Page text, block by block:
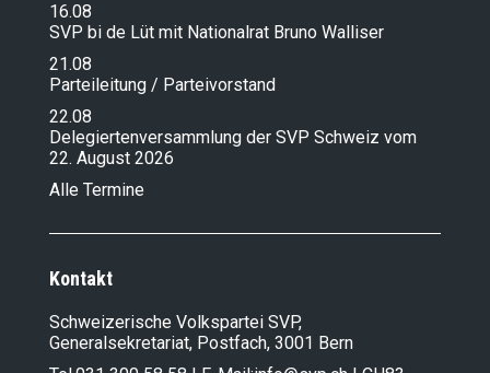
16.08
SVP bi de Lüt mit Nationalrat Bruno Walliser
21.08
Parteileitung / Parteivorstand
22.08
Delegiertenversammlung der SVP Schweiz vom
22. August 2026
Alle Termine
Kontakt
Schweizerische Volkspartei SVP,
Generalsekretariat, Postfach, 3001 Bern